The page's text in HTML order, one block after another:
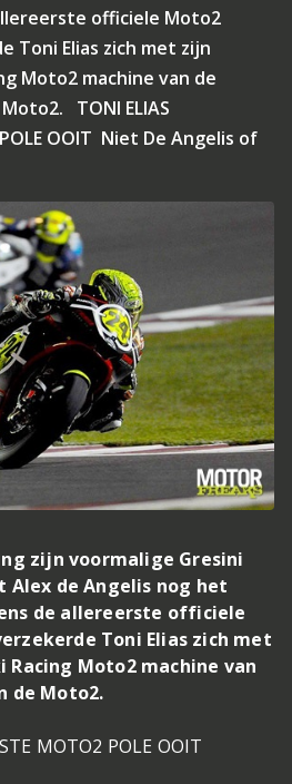
officiele Moto2
Toni Elias zich met zijn
Moto2 machine van de
TONI ELIAS
POLE OOIT Niet De Angelis of
zijn voormalige Gresini
Alex de Angelis nog het
de allereerste officiele
Toni Elias zich met
Moto2 machine van
de Moto2.
MOTO2 POLE OOIT